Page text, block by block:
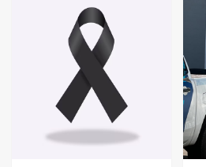
Accidente en
joven de Trenque
Los precios de
La Pampa, desde
entre 857 a 1338